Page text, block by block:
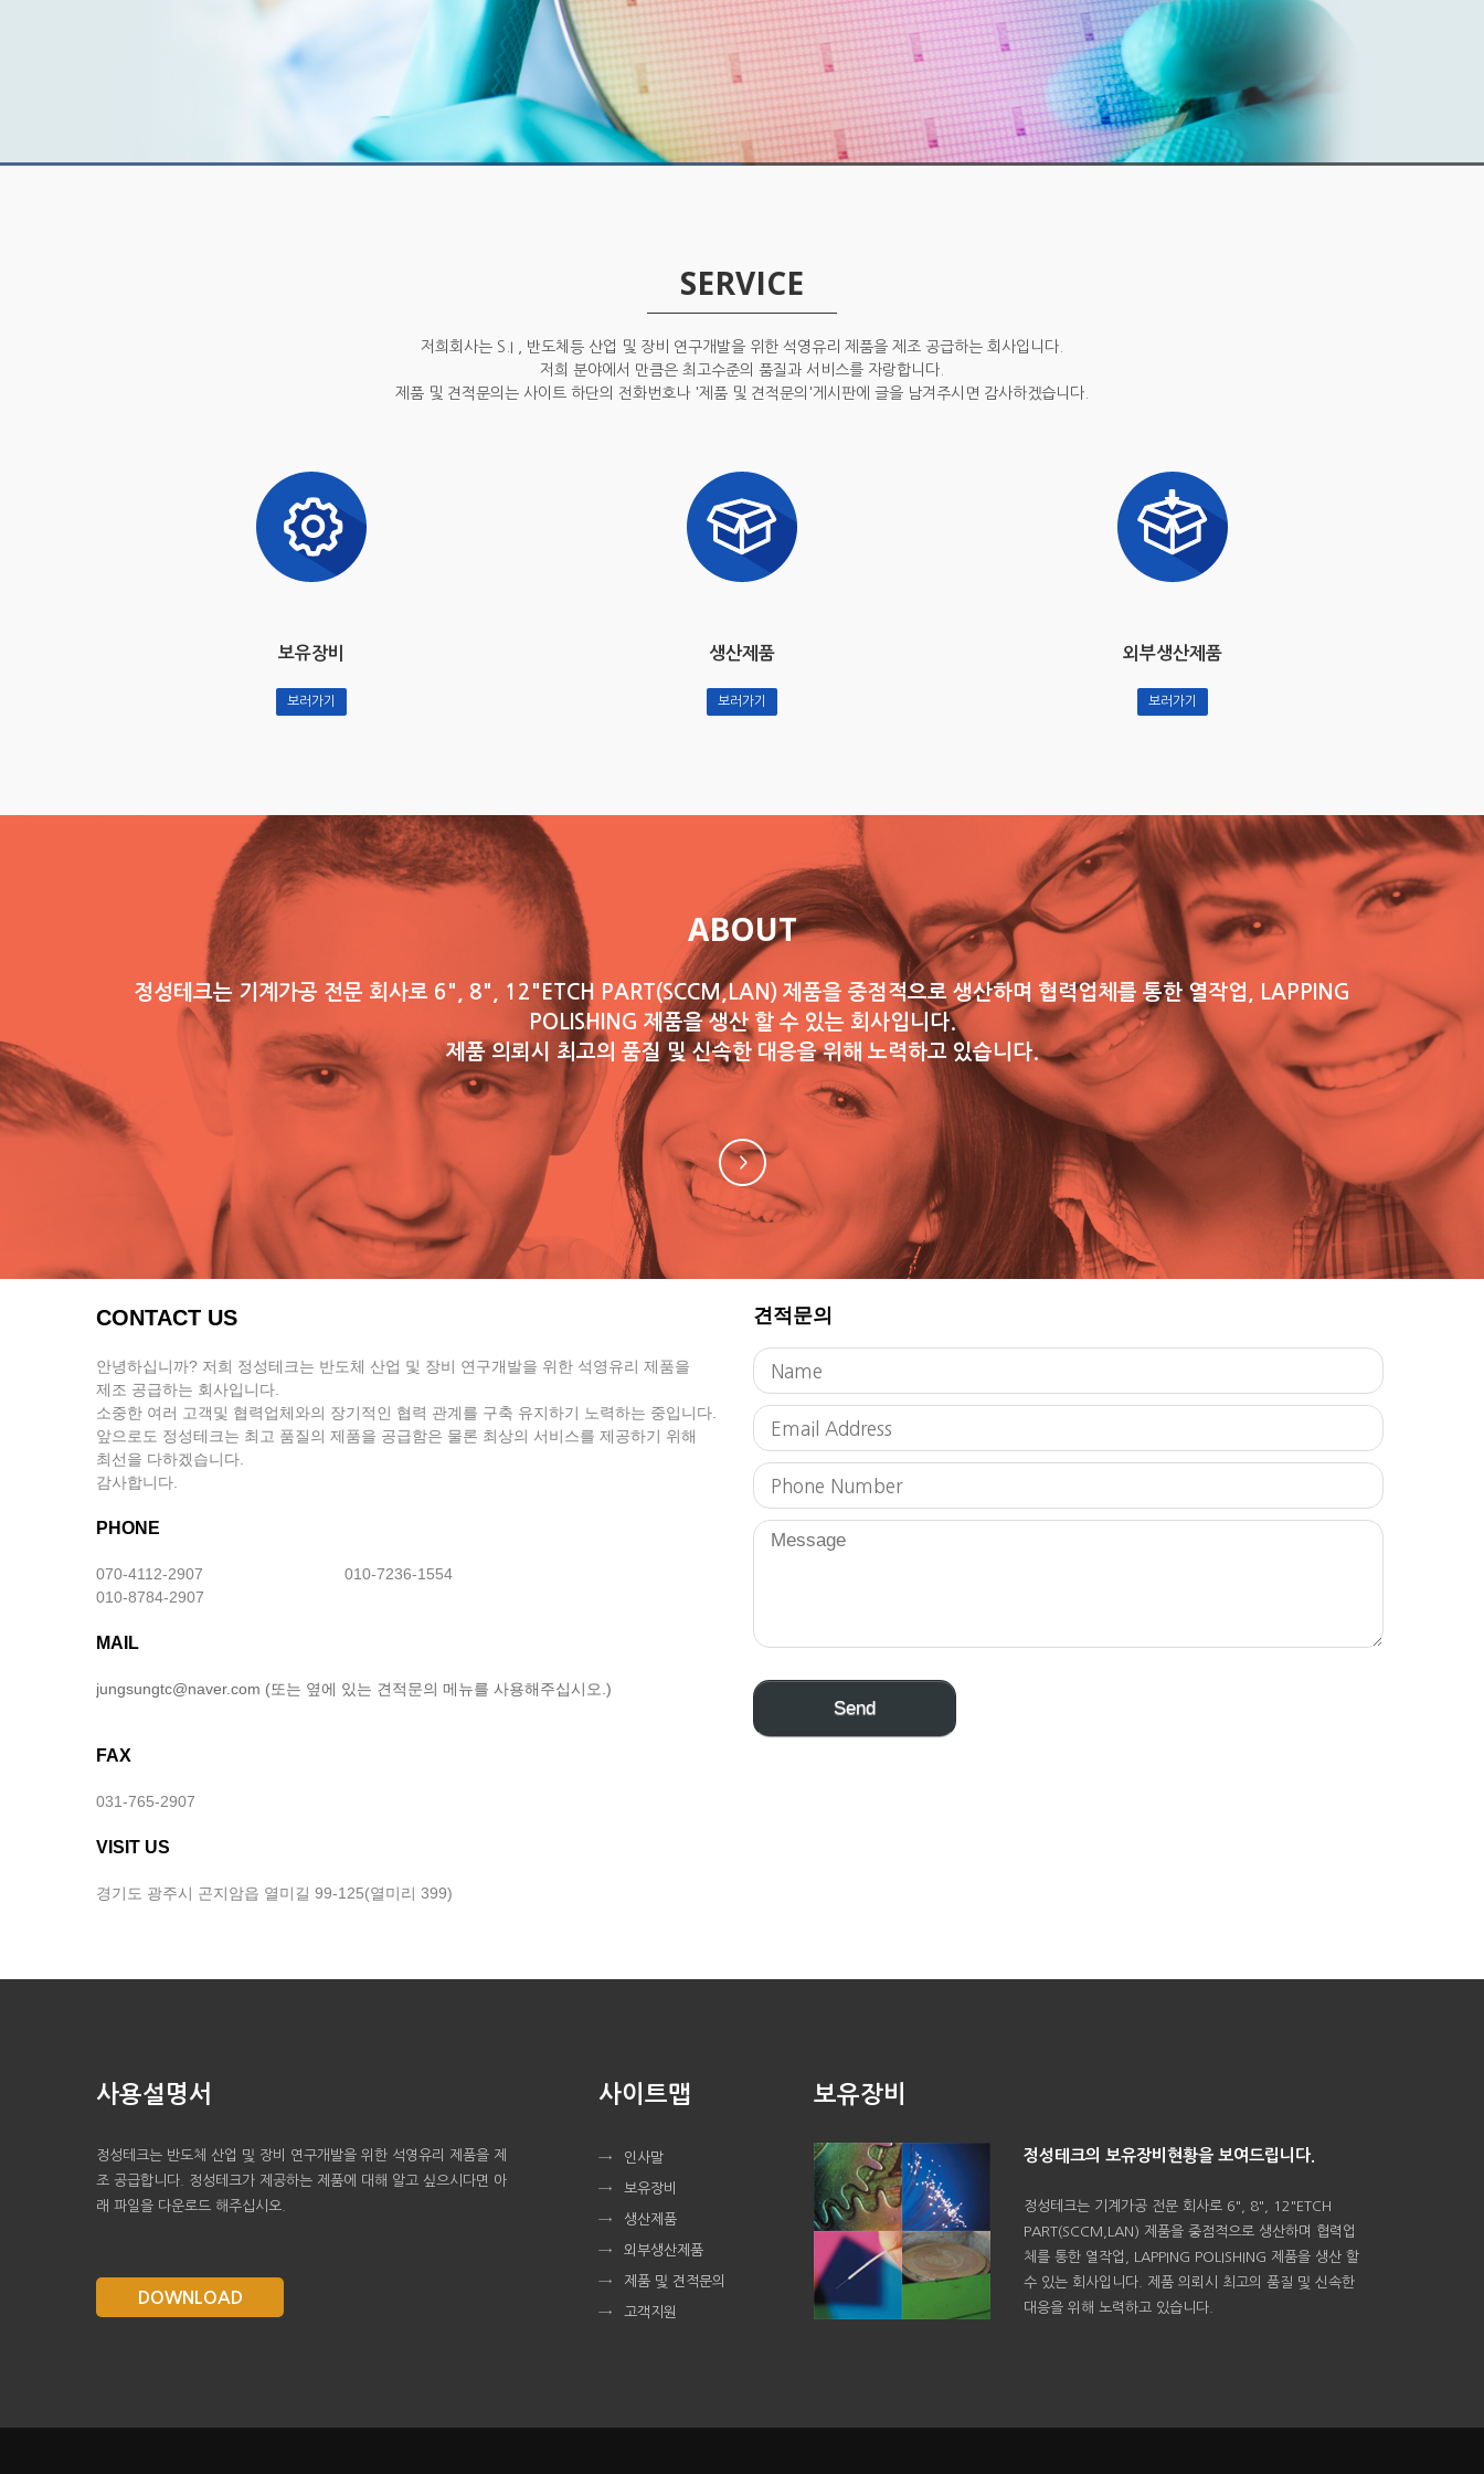
SERVICE
저희회사는 S.I , 반도체등 산업 및 장비 연구개발을 위한 석영유리 제품을 제조 공급하는 회사입니다.
저희 분야에서 만큼은 최고수준의 품질과 서비스를 자랑합니다.
제품 및 견적문의는 사이트 하단의 전화번호나 '제품 및 견적문의'게시판에 글을 남겨주시면 감사하겠습니다.
보유장비
보러가기
생산제품
보러가기
외부생산제품
보러가기
ABOUT
정성테크는 기계가공 전문 회사로 6", 8", 12"ETCH PART(SCCM,LAN) 제품을 중점적으로 생산하며 협력업체를 통한 열작업, LAPPING
POLISHING 제품을 생산 할 수 있는 회사입니다.
제품 의뢰시 최고의 품질 및 신속한 대응을 위해 노력하고 있습니다.
CONTACT US
안녕하십니까? 저희 정성테크는 반도체 산업 및 장비 연구개발을 위한 석영유리 제품을
제조 공급하는 회사입니다.
소중한 여러 고객및 협력업체와의 장기적인 협력 관계를 구축 유지하기 노력하는 중입니다.
앞으로도 정성테크는 최고 품질의 제품을 공급함은 물론 최상의 서비스를 제공하기 위해
최선을 다하겠습니다.
감사합니다.
PHONE
070-4112-2907 010-7236-1554
010-8784-2907
MAIL
jungsungtc@naver.com (또는 옆에 있는 견적문의 메뉴를 사용해주십시오.)
FAX
031-765-2907
VISIT US
경기도 광주시 곤지암읍 열미길 99-125(열미리 399)
견적문의
Send
사용설명서
정성테크는 반도체 산업 및 장비 연구개발을 위한 석영유리 제품을 제
조 공급합니다. 정성테크가 제공하는 제품에 대해 알고 싶으시다면 아
래 파일을 다운로드 해주십시오.
사이트맵
인사말
보유장비
생산제품
외부생산제품
제품 및 견적문의
고객지원
보유장비
정성테크의 보유장비현황을 보여드립니다.
정성테크는 기계가공 전문 회사로 6", 8", 12"ETCH
PART(SCCM,LAN) 제품을 중점적으로 생산하며 협력업
체를 통한 열작업, LAPPING POLISHING 제품을 생산 할
수 있는 회사입니다. 제품 의뢰시 최고의 품질 및 신속한
대응을 위해 노력하고 있습니다.